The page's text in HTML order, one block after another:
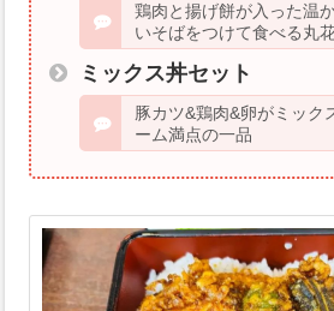
鶏肉と揚げ餅が入った温
いそばをつけて食べる丸
ミックス丼セット
豚カツ&鶏肉&卵がミック
ーム満点の一品